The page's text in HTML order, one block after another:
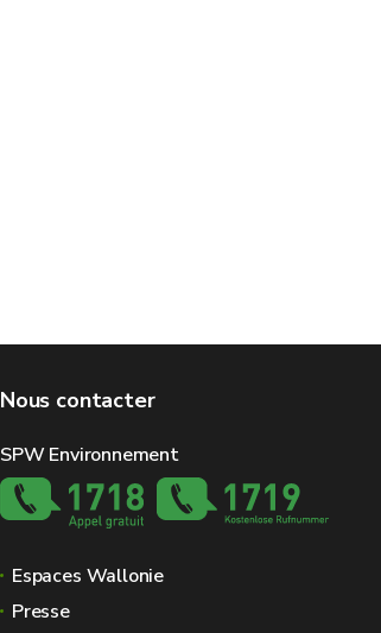
Nous contacter
SPW Environnement
Espaces Wallonie
Presse